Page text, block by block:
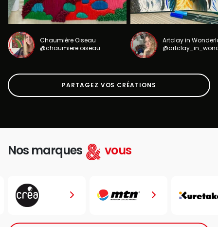
Chaumière Oiseau
@chaumiere.oiseau
Artclay in
PARTAGEZ VOS CRÉATIONS
Nos marques vous